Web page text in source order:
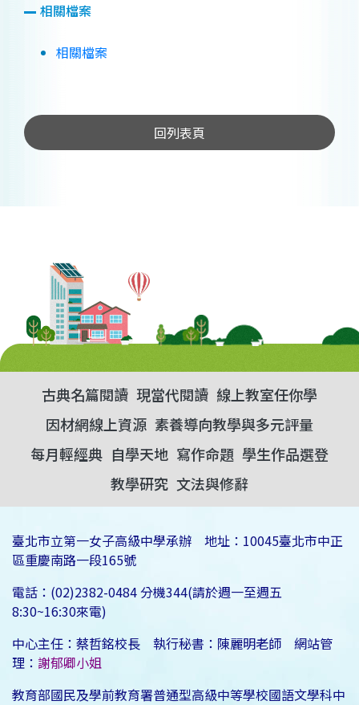
相關檔案
相關檔案
回列表頁
古典名篇閱讀 現當代閱讀 線上教室任你學
因材網線上資源 素養導向教學與多元評量
每月輕經典 自學天地 寫作命題 學生作品選登
教學研究 文法與修辭
臺北市立第一女子高級中學承辦 地址：10045臺北市中正
區重慶南路一段165號
電話：(02)2382-0484 分機344(請於週一至週五
8:30~16:30來電)
中心主任：蔡哲銘校長 執行秘書：陳麗明老師 網站管
理： 謝郁卿小姐
教育部國民及學前教育署普通型高級中等學校國語文學科中